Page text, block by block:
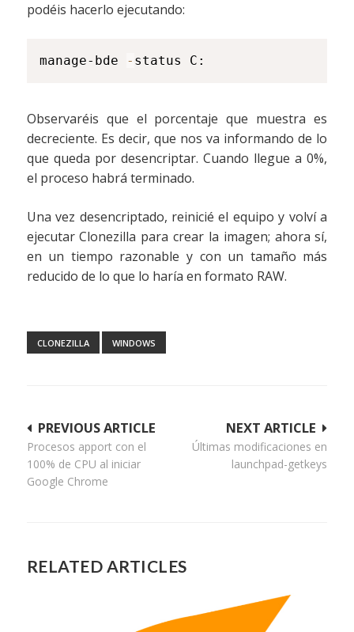
podéis hacerlo ejecutando:
manage-bde - status C:
Observaréis que el porcentaje que muestra es
decreciente. Es decir, que nos va informando de lo
que queda por desencriptar. Cuando llegue a 0%,
el proceso habrá terminado.
Una vez desencriptado, reinicié el equipo y volví a
ejecutar Clonezilla para crear la imagen; ahora sí,
en un tiempo razonable y con un tamaño más
reducido de lo que lo haría en formato RAW.
CLONEZILLA WINDOWS
Navegación
de
entradas
NEXT ARTICLE
Últimas modificaciones en
launchpad-getkeys
PREVIOUS ARTICLE
Procesos apport con el
100% de CPU al iniciar
Google Chrome
RELATED ARTICLES